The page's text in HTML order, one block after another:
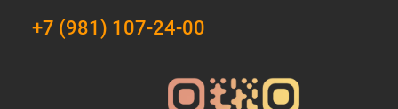
+7 (981) 107-24-00